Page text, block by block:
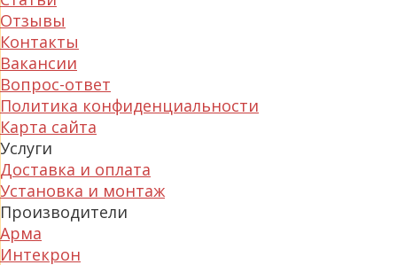
Отзывы
Контакты
Вакансии
Вопрос-ответ
Политика конфиденциальности
Карта сайта
Услуги
Доставка и оплата
Установка и монтаж
Производители
Арма
Интекрон